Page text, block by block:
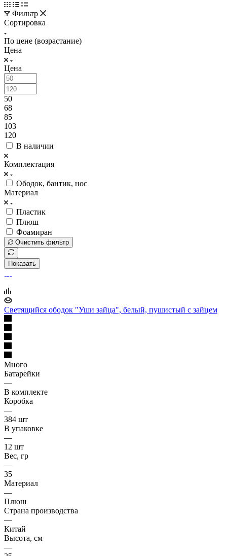
Фильтр
Сортировка
По цене (возрастание)
Цена
Цена
50
68
85
103
120
В наличии
Комплектация
Ободок, бантик, нос
Материал
Пластик
Плюш
Фоамиран
Очистить фильтр
Показать
Светящийся ободок "Уши зайца", белый, пушистый с зайцем
Много
Батарейки
—
В комплекте
Коробка
—
384 шт
В упаковке
—
12 шт
Вес, гр
—
35
Материал
—
Плюш
Страна производства
—
Китай
Высота, см
—